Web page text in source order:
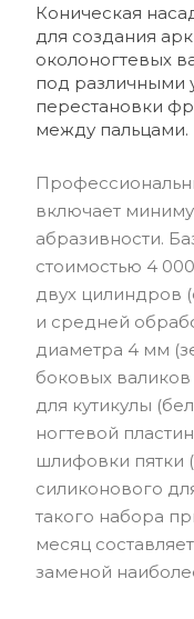
Коническая
для создания
околоногтевых
под различными
перестановки
между пальцами.
включает
абразивности.
стоимостью 4
двух цилиндров
и средней
диаметра 4 мм
боковых
для кутикулы
ногтевой
шлифовки пятки
силиконового
такого набора
месяц
заменой